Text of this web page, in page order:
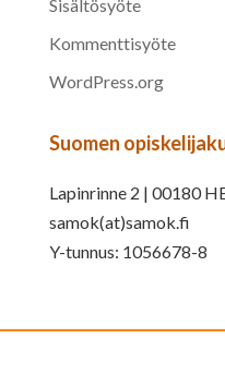
Sisältösyöte
Kommenttisyöte
WordPress.org
Suomen
Lapinrinne 2 | 00180
samok(at)samok.fi
Y-tunnus: 1056678-8